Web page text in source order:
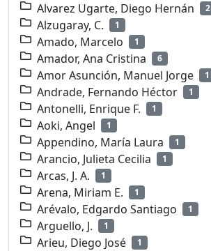
Alvarez Ugarte, Diego Hernán 2
Alzugaray, C. 1
Amado, Marcelo 1
Amador, Ana Cristina 6
Amor Asunción, Manuel Jorge 1
Andrade, Fernando Héctor 1
Antonelli, Enrique F. 1
Aoki, Angel 1
Appendino, María Laura 1
Arancio, Julieta Cecilia 1
Arcas, J. A. 1
Arena, Miriam E. 1
Arévalo, Edgardo Santiago 1
Arguello, J. 1
Arieu, Diego José 1